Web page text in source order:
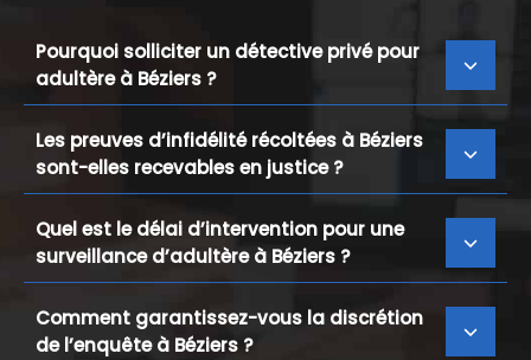
Pourquoi solliciter un détective privé pour
adultère à Béziers ?
Les preuves d’infidélité récoltées à Béziers
sont-elles recevables en justice ?
Quel est le délai d’intervention pour une
surveillance d’adultère à Béziers ?
Comment garantissez-vous la discrétion
de l’enquête à Béziers ?